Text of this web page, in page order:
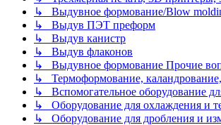
↳ Выдувное формование/Blow
↳ Выдув ПЭТ преформ
↳ Выдув канистр
↳ Выдув флаконов
↳ Выдувное формование Прочие
↳ Термоформование, каландрование,
↳ Вспомогательное оборудование
↳ Оборудование для охлаждения и
↳ Оборудование для дробления и